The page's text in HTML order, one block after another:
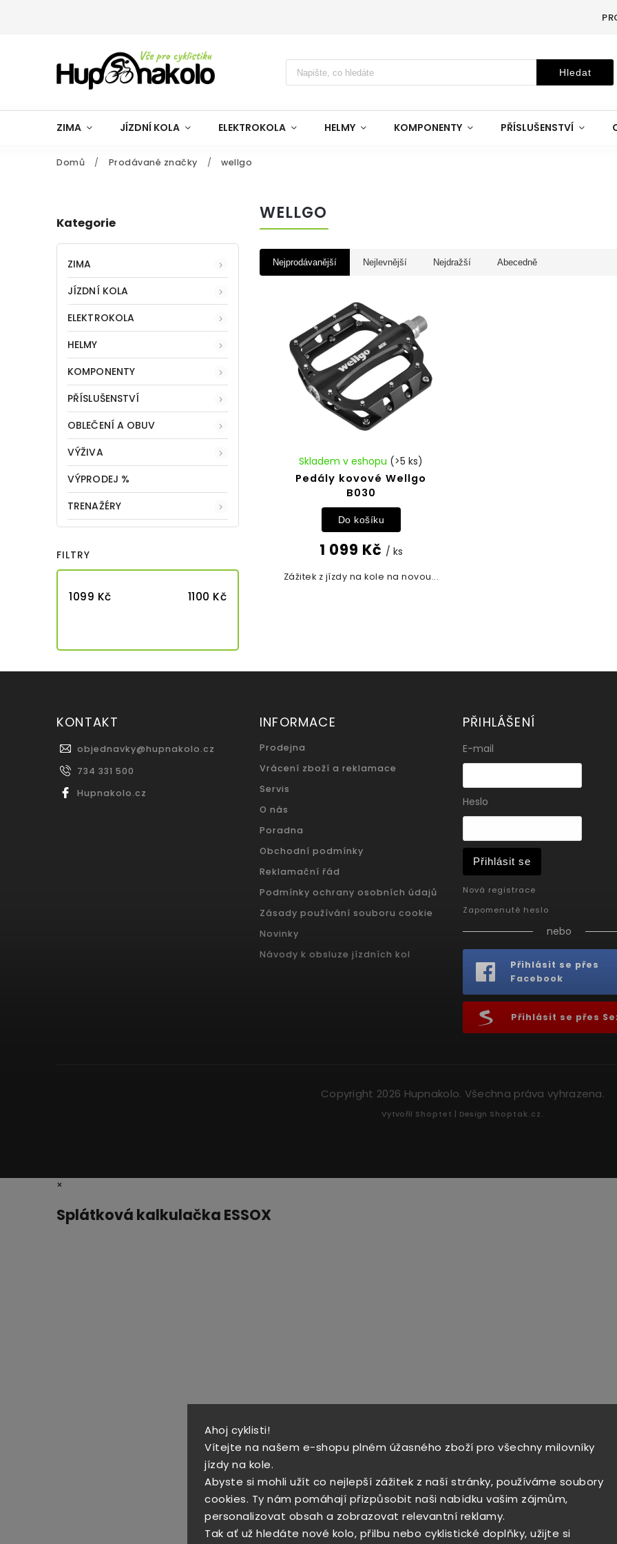
Ahoj cyklisti!
Vítejte na našem e-shopu plném úžasného zboží pro všechny milovníky
jízdy na kole.
Abyste si mohli užít co nejlepší zážitek z naší stránky, používáme soubory
cookies. Ty nám pomáhají přizpůsobit naši nabídku vašim zájmům,
personalizovat obsah a zobrazovat relevantní reklamy.
Tak ať už hledáte nové kolo, přilbu nebo cyklistické doplňky, užijte si
Hledat
ZIMA JÍZDNÍ KOLA ELEKTROKOLA HELMY KOMPONENTY PŘÍSLUŠENSTVÍ
Domů / Prodávané značky / wellgo
Kategorie
ZIMA
JÍZDNÍ KOLA
ELEKTROKOLA
HELMY
KOMPONENTY
PŘÍSLUŠENSTVÍ
OBLEČENÍ A OBUV
VÝŽIVA
VÝPRODEJ %
TRENAŽÉRY
FILTRY
1099 Kč 1100 Kč
WELLGO
Nejprodávanější Nejlevnější Nejdražší Abecedně
Pedály kovové Wellgo
B030
Skladem v eshopu (>5 ks)
1 099 Kč / ks
Do košíku
Zážitek z jízdy na kole na novou...
KONTAKT
objednavky@hupnakolo.cz
734 331 500
Hupnakolo.cz
INFORMACE
Prodejna
Vrácení zboží a reklamace
Servis
O nás
Poradna
Obchodní podmínky
Reklamační řád
Podmínky ochrany osobních údajů
Zásady používání souboru cookie
Novinky
Návody k obsluze jízdních kol
PŘIHLÁŠENÍ
E-mail
Heslo
Přihlásit se
Nová registrace
Zapomenuté heslo
nebo
Přihlásit se přes
Facebook
Přihlásit se přes
Copyright 2026 Hupnakolo. Všechna práva vyhrazena.
Vytvořil Shoptet | Design Shoptak.cz.
×
Splátková kalkulačka ESSOX